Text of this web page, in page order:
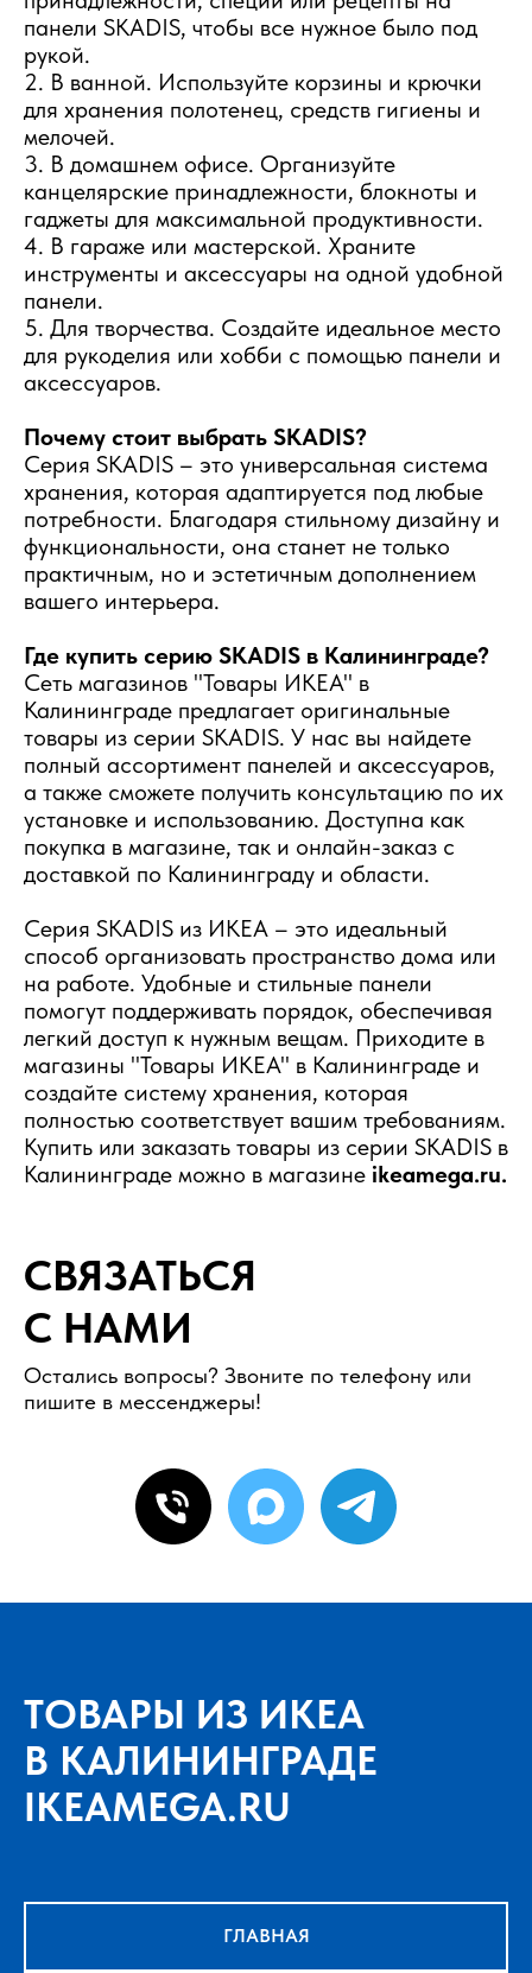
панели SKADIS, чтобы все нужное было под
рукой.
2. В ванной. Используйте корзины и крючки
для хранения полотенец, средств гигиены и
мелочей.
3. В домашнем офисе. Организуйте
канцелярские принадлежности, блокноты и
гаджеты для максимальной продуктивности.
4. В гараже или мастерской. Храните
инструменты и аксессуары на одной удобной
панели.
5. Для творчества. Создайте идеальное место
для рукоделия или хобби с помощью панели и
аксессуаров.
Почему стоит выбрать SKADIS?
Серия SKADIS – это универсальная система
хранения, которая адаптируется под любые
потребности. Благодаря стильному дизайну и
функциональности, она станет не только
практичным, но и эстетичным дополнением
вашего интерьера.
Где купить серию SKADIS в Калининграде?
Сеть магазинов "Товары ИКЕА" в
Калининграде предлагает оригинальные
товары из серии SKADIS. У нас вы найдете
полный ассортимент панелей и аксессуаров,
а также сможете получить консультацию по их
установке и использованию. Доступна как
покупка в магазине, так и онлайн-заказ с
доставкой по Калининграду и области.
Серия SKADIS из ИКЕА – это идеальный
способ организовать пространство дома или
на работе. Удобные и стильные панели
помогут поддерживать порядок, обеспечивая
легкий доступ к нужным вещам. Приходите в
магазины "Товары ИКЕА" в Калининграде и
создайте систему хранения, которая
полностью соответствует вашим требованиям.
Купить или заказать товары из серии SKADIS в
Калининграде можно в магазине ikeamega.ru.
СВЯЗАТЬСЯ
С НАМИ
Остались вопросы? Звоните по телефону или
пишите в мессенджеры!
ТОВАРЫ ИЗ ИКЕА
В КАЛИНИНГРАДЕ
IKEAMEGA.RU
ГЛАВНАЯ